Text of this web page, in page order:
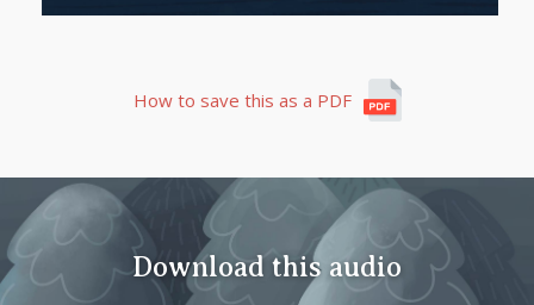
How to save this as a PDF
Download this audio